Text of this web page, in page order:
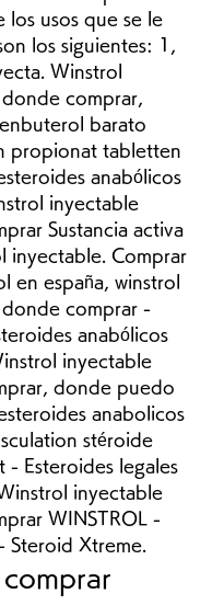
los usos que se le
los siguientes: 1,
Winstrol
comprar,
barato
propionat tabletten
anabólicos
inyectable
Sustancia activa
inyectable. Comprar
en españa, winstrol
comprar -
anabólicos
inyectable
donde puedo
anabolicos
stéroide
- Esteroides legales
inyectable
WINSTROL -
Steroid Xtreme.